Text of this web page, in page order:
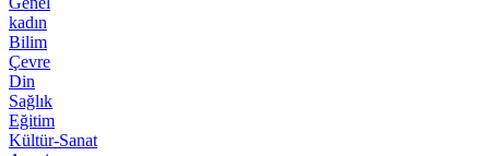
kadın
Bilim
Çevre
Din
Sağlık
Eğitim
Kültür-Sanat